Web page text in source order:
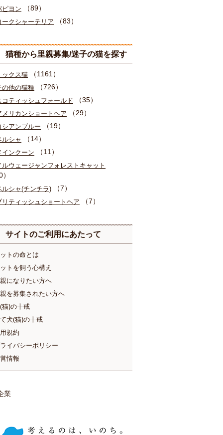
ピヨン （89）
ークシャーテリア （83）
猫種から里親募集/迷子の猫を探す
ックス猫 （1161）
の他の猫種 （726）
コティッシュフォールド （35）
メリカンショートヘア （29）
シアンブルー （19）
ルシャ （14）
インクーン （11）
ルウェージャンフォレストキャット
ルシャ(チンチラ) （7）
リティッシュショートヘア （7）
サイトのご利用にあたって
トの命とは
トを飼う心構え
になりたい方へ
を募集されたい方へ
猫)の十戒
犬(猫)の十戒
規約
イバシーポリシー
情報
業